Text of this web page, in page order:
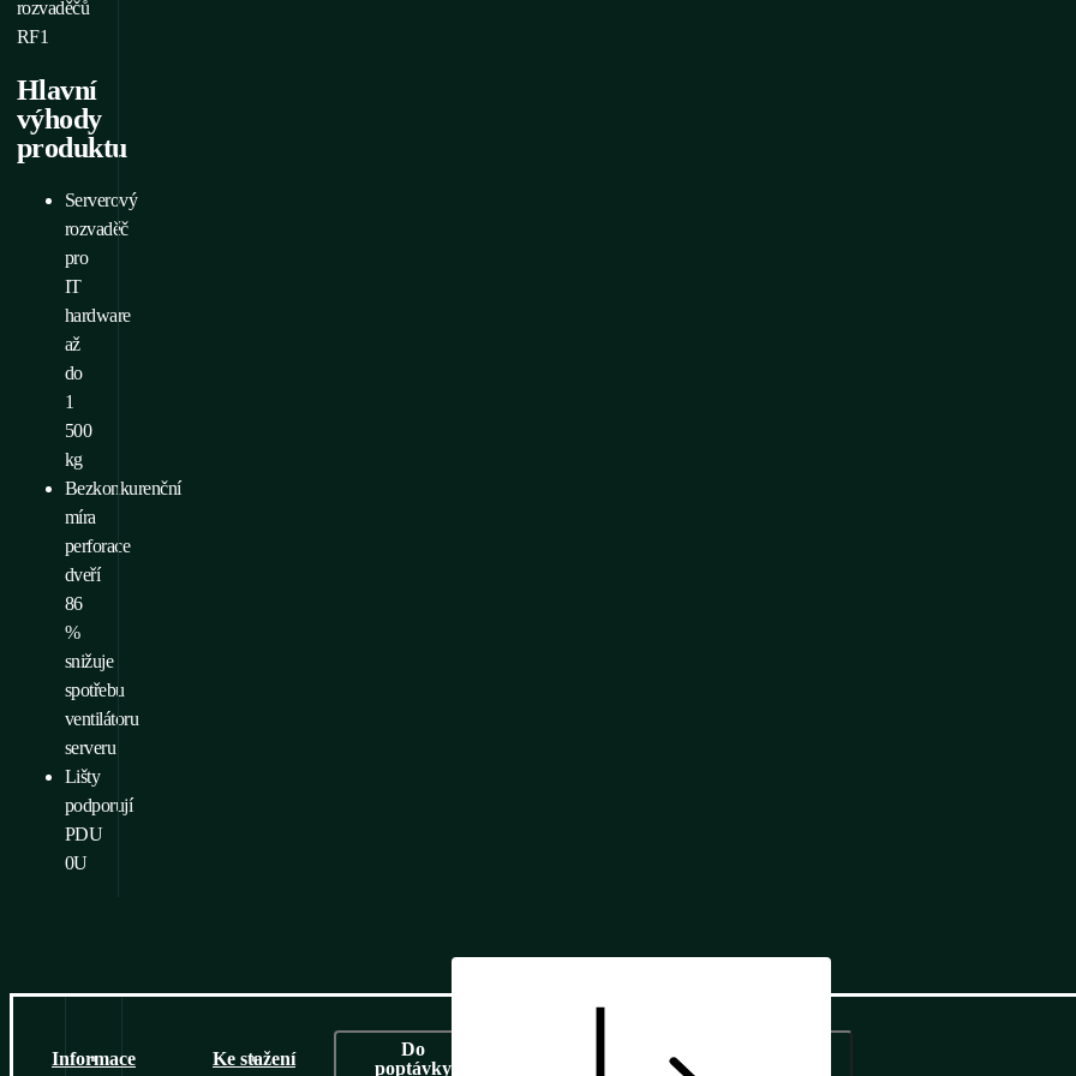
rozvaděčů
RF1
Hlavní
výhody
produktu
Serverový
rozvaděč
pro
IT
hardware
až
do
1
500
kg
Bezkonkurenční
míra
perforace
dveří
86
%
snižuje
spotřebu
ventilátoru
serveru
Lišty
podporují
PDU
0U
Informace Ke stažení
Do
poptávky